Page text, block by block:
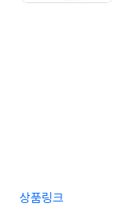
상품링크